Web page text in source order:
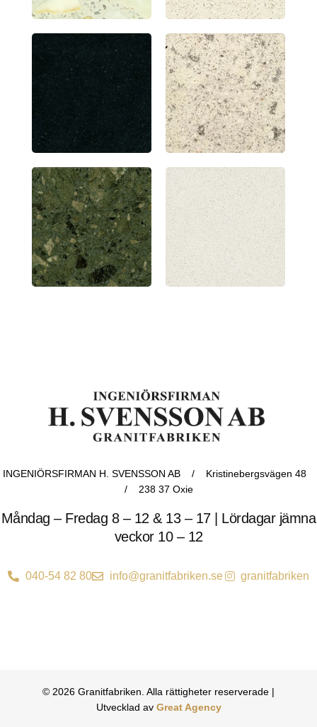
INGENIÖRSFIRMAN H. SVENSSON AB / Kristinebergsvägen 48
/ 238 37 Oxie
Måndag – Fredag 8 – 12 & 13 – 17 | Lördagar jämna
veckor 10 – 12
040-54 82 80 info@granitfabriken.se granitfabriken
© 2026 Granitfabriken. Alla rättigheter reserverade |
Utvecklad av Great Agency